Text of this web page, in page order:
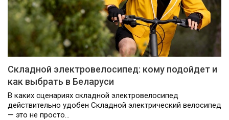
Складной электровелосипед: кому подойдет и
как выбрать в Беларуси
В каких сценариях складной электровелосипед
действительно удобен Складной электрический велосипед
— это не просто…